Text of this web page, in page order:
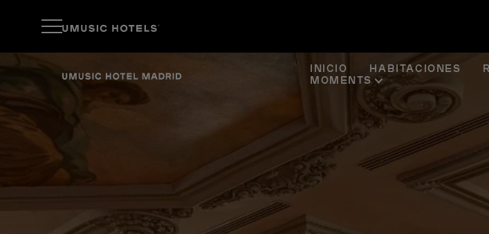
INICIO HABITACIONES
MOMENTS